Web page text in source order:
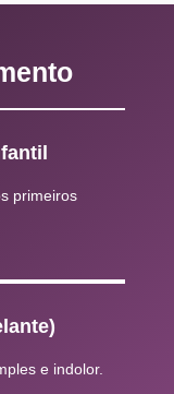
primeiros
e indolor.